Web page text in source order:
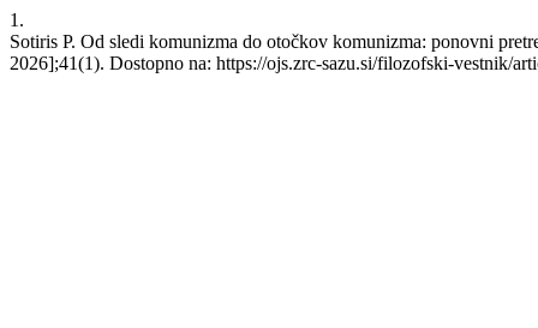
1.
Sotiris P. Od sledi komunizma do otočkov komunizma: ponovni
2026];41(1). Dostopno na: https://ojs.zrc-sazu.si/filozofski-vestnik/